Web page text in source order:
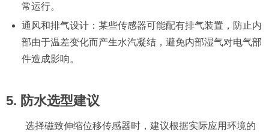
常运行。
通风和排气设计：某些传感器可能配有排气装置，防止内
部由于温差变化而产生水汽凝结，避免内部湿气对电气部
件造成影响。
5. 防水选型建议
选择磁致伸缩位移传感器时，建议根据实际应用环境的